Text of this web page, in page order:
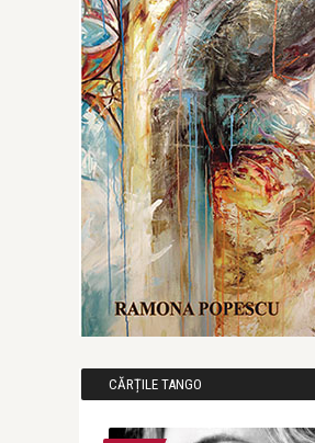
CĂRȚILE TANGO